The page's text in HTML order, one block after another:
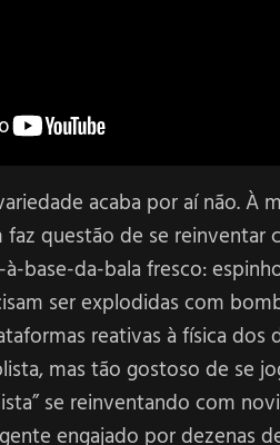
acaba por aí não. À
questão de se reinventar
base-da-bala fresco:
ser explodidas com
reativas à física
mas tão gostoso de se
se reinventando com
engajado por dezenas